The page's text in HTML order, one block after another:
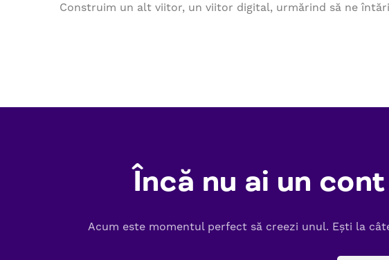
Construim un alt viitor, un viitor digital, urmărind să ne
Încă nu ai un
Acum este momentul perfect să creezi unul. Ești la